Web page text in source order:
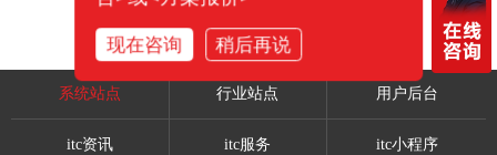
系统站点 行业站点 用户后台
itc资讯 itc服务 itc小程序
现在咨询 稍后再说